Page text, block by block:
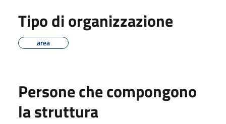
Tipo di organizzazione
area
Persone che compongono
la struttura